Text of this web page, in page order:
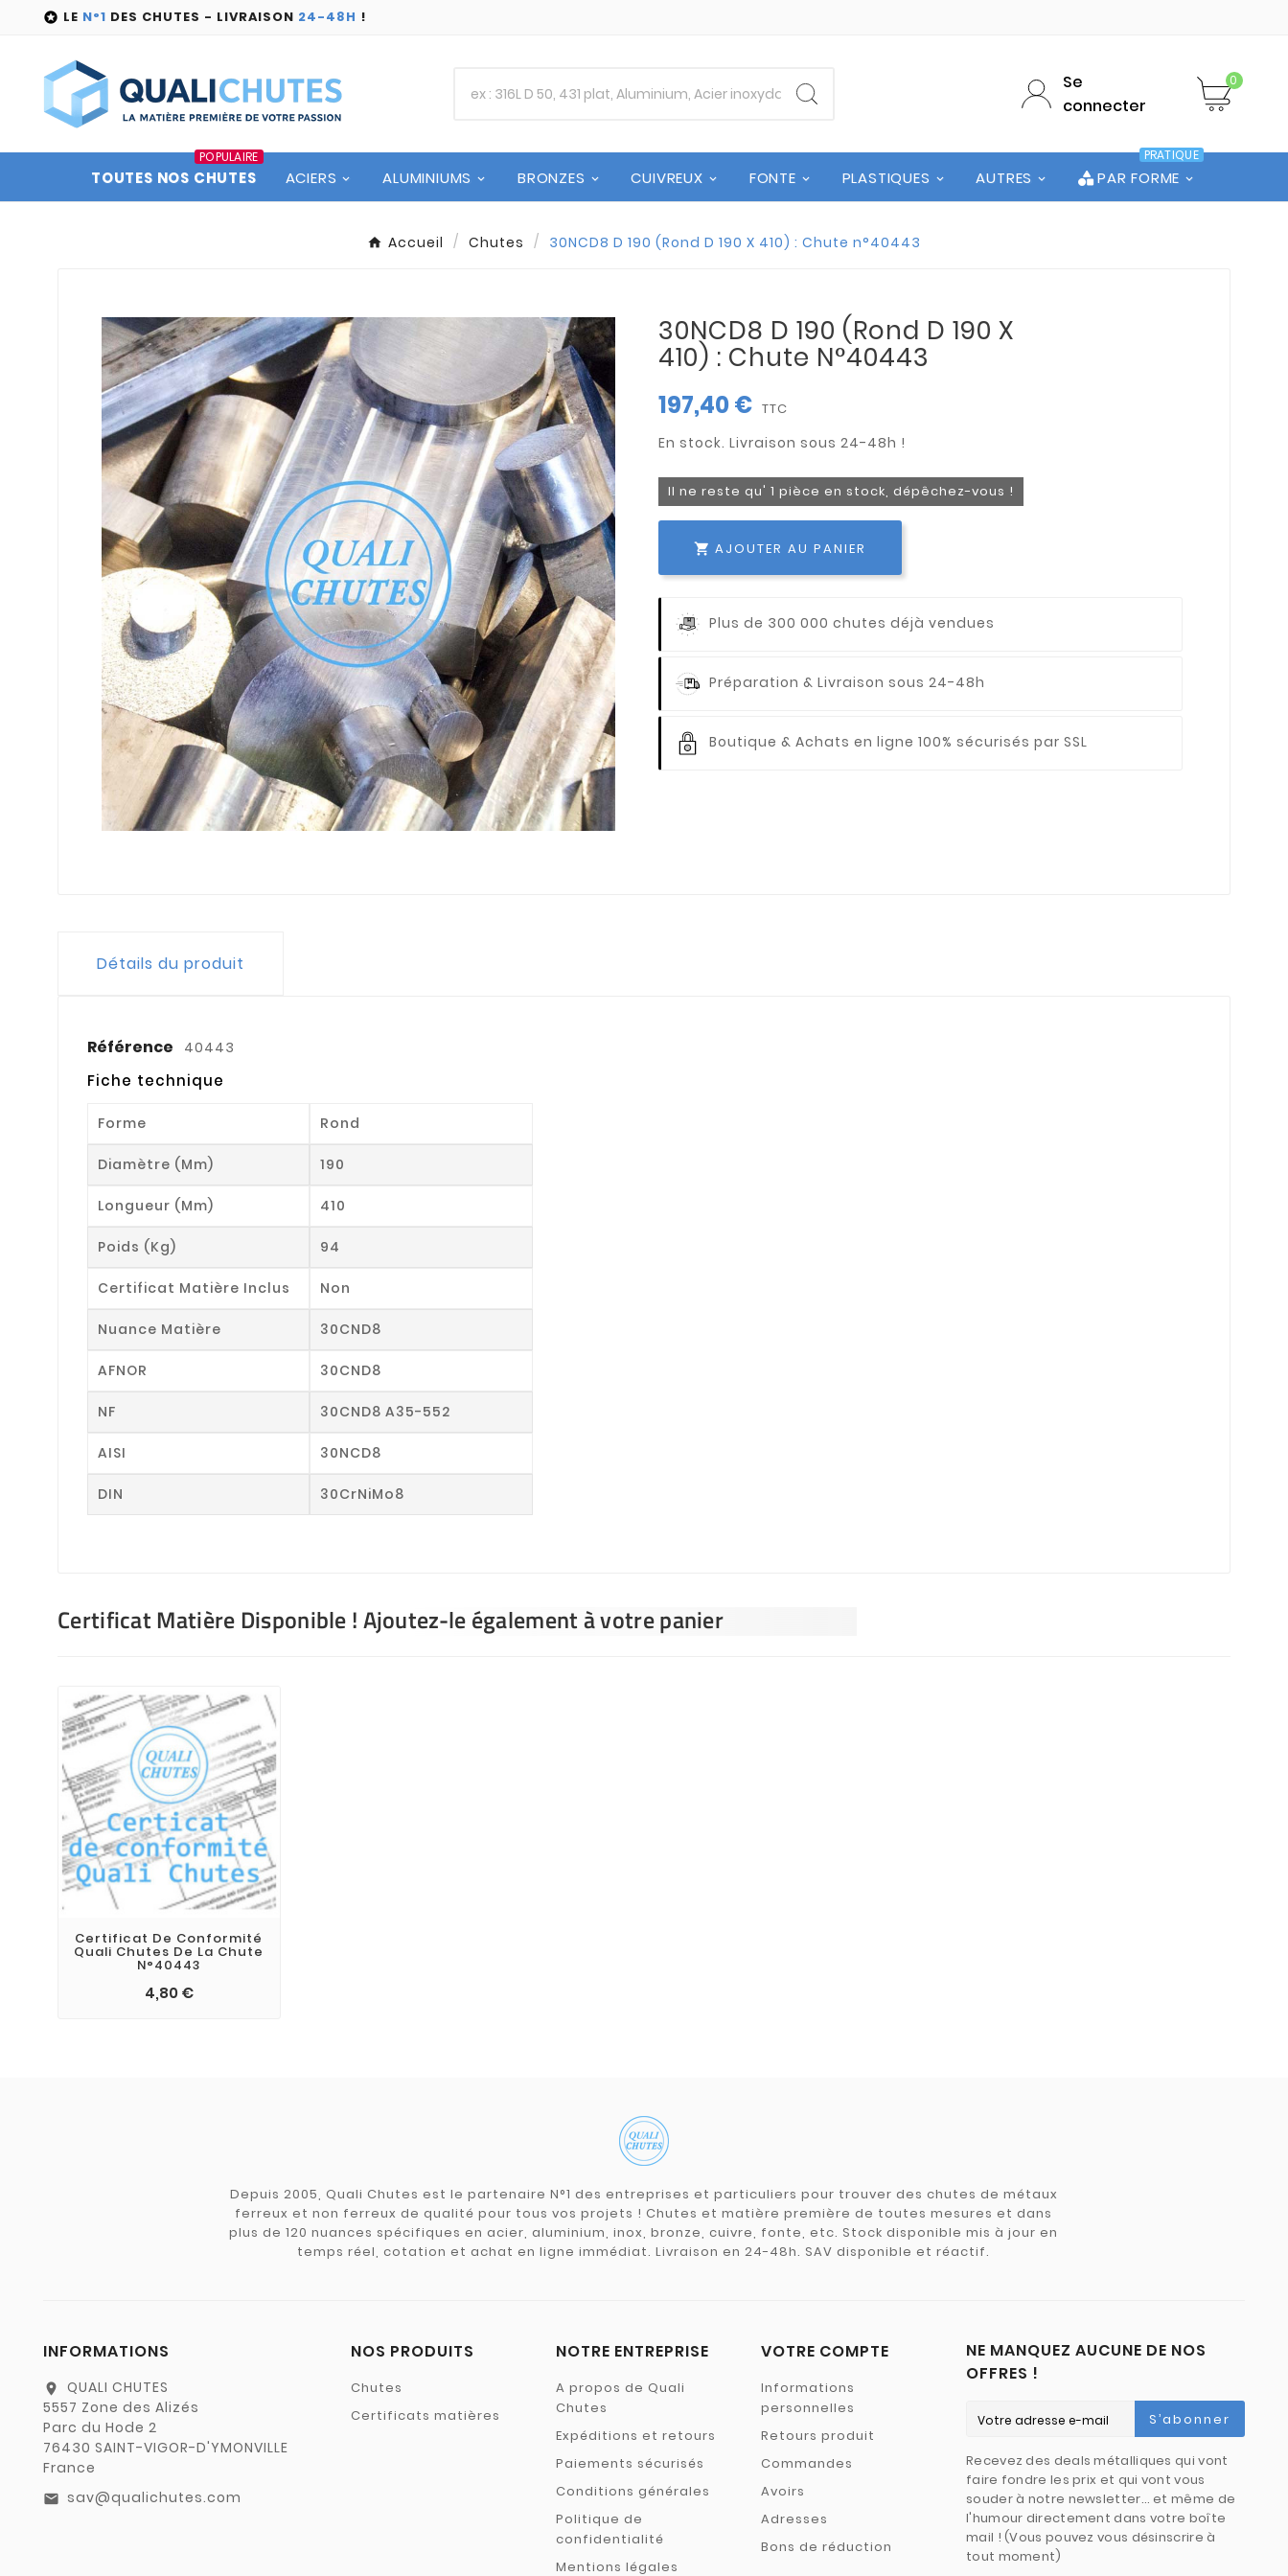
 LE N°1 DES CHUTES - LIVRAISON 24-48H !
Se
connecter
0
TOUTES NOS CHUTES
POPULAIRE
ACIERS ALUMINIUMS BRONZES CUIVREUX FONTE PLASTIQUES AUTRES PAR FORME
PRATIQUE
Accueil Chutes 30NCD8 D 190 (Rond D 190 X 410) : Chute n°40443
30NCD8 D 190 (Rond D 190 X
410) : Chute N°40443
197,40 € TTC
Il ne reste qu' 1 pièce en stock, dépêchez-vous !
 AJOUTER AU PANIER
Plus de 300 000 chutes déjà vendues
Préparation & Livraison sous 24-48h
Boutique & Achats en ligne 100% sécurisés par SSL
Détails du produit
Référence 40443
Fiche technique
Forme Rond
Diamètre (mm) 190
Longueur (mm) 410
Poids (kg) 94
Certificat Matière Inclus Non
Nuance Matière 30CND8
AFNOR 30CND8
NF 30CND8 A35-552
AISI 30NCD8
DIN 30CrNiMo8
Certificat Matière Disponible ! Ajoutez-le également à votre panier
Certificat De Conformité
Quali Chutes De La Chute
N°40443
4,80 €
Depuis 2005, Quali Chutes est le partenaire N°1 des entreprises et particuliers pour trouver des chutes de métaux
ferreux et non ferreux de qualité pour tous vos projets ! Chutes et matière première de toutes mesures et dans
plus de 120 nuances spécifiques en acier, aluminium, inox, bronze, cuivre, fonte, etc. Stock disponible mis à jour en
temps réel, cotation et achat en ligne immédiat. Livraison en 24-48h. SAV disponible et réactif.
INFORMATIONS
location_on
QUALI CHUTES
5557 Zone des Alizés
Parc du Hode 2
76430 SAINT-VIGOR-D'YMONVILLE
France
email sav@qualichutes.com
NOS PRODUITS
Chutes
Certificats matières
NOTRE ENTREPRISE
A propos de Quali
Chutes
Expéditions et retours
Paiements sécurisés
Conditions générales
Politique de
confidentialité
Mentions légales
VOTRE COMPTE
Informations
personnelles
Retours produit
Commandes
Avoirs
Adresses
Bons de réduction
NE MANQUEZ AUCUNE DE NOS
OFFRES !
S’abonner
Recevez des deals métalliques qui vont
faire fondre les prix et qui vont vous
souder à notre newsletter… et même de
l'humour directement dans votre boîte
mail ! (Vous pouvez vous désinscrire à
tout moment)